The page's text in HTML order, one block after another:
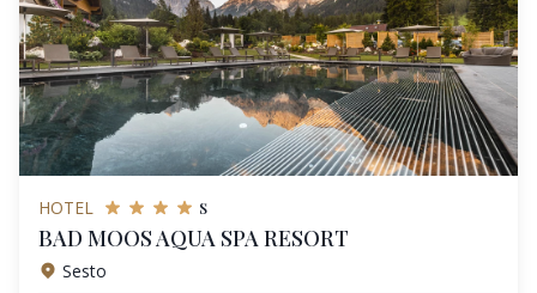
HOTEL s
BAD MOOS AQUA SPA RESORT
Sesto